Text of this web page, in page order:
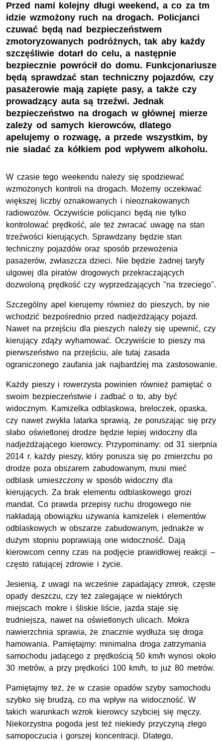
Przed nami kolejny długi weekend, a co za tm
idzie wzmożony ruch na drogach. Policjanci
czuwać będą nad bezpieczeństwem
zmotoryzowanych podróżnych, tak aby każdy
szczęśliwie dotarł do celu, a następnie
bezpiecznie powrócił do domu. Funkcjonariusze
będą sprawdzać stan techniczny pojazdów, czy
pasażerowie mają zapięte pasy, a także czy
prowadzący auta są trzeźwi. Jednak
bezpieczeństwo na drogach w głównej mierze
zależy od samych kierowców, dlatego
apelujemy o rozwagę, a przede wszystkim, by
nie siadać za kółkiem pod wpływem alkoholu.
W czasie tego weekendu należy się spodziewać
wzmożonych kontroli na drogach. Możemy oczekiwać
większej liczby oznakowanych i nieoznakowanych
radiowozów. Oczywiście policjanci będą nie tylko
kontrolować prędkość, ale też zwracać uwagę na stan
trzeźwości kierujących. Sprawdzany będzie stan
techniczny pojazdów oraz sposób przewożenia
pasażerów, zwłaszcza dzieci. Nie będzie żadnej taryfy
ulgowej dla piratów drogowych przekraczających
dozwoloną prędkość czy wyprzedzających "na trzeciego".
Szczególny apel kierujemy również do pieszych, by nie
wchodzić bezpośrednio przed nadjeżdżający pojazd.
Nawet na przejściu dla pieszych należy się upewnić, czy
kierujący zdąży wyhamować. Oczywiście to pieszy ma
pierwszeństwo na przejściu, ale tutaj zasada
ograniczonego zaufania jak najbardziej ma zastosowanie.
Każdy pieszy i rowerzysta powinien również pamiętać o
swoim bezpieczeństwie i zadbać o to, aby być
widocznym. Kamizelka odblaskowa, breloczek, opaska,
czy nawet zwykła latarka sprawią, że poruszając się przy
słabo oświetlonej drodze będzie lepiej widoczny dla
nadjeżdżającego kierowcy. Przypominamy: od 31 sierpnia
2014 r. każdy pieszy, który porusza się po zmierzchu po
drodze poza obszarem zabudowanym, musi mieć
odblask umieszczony w sposób widoczny dla
kierujących. Za brak elementu odblaskowego grozi
mandat. Co prawda przepisy ruchu drogowego nie
nakładają obowiązku używania kamizelek i elementów
odblaskowych w obszarze zabudowanym, jednakże w
dużym stopniu poprawiają one widoczność. Dają
kierowcom cenny czas na podjęcie prawidłowej reakcji –
często ratującej zdrowie i życie.
Jesienią, z uwagi na wcześnie zapadający zmrok, częste
opady deszczu, czy też zalegające w niektórych
miejscach mokre i śliskie liście, jazda staje się
trudniejsza, nawet na oświetlonych ulicach. Mokra
nawierzchnia sprawia, że znacznie wydłuża się droga
hamowania. Pamiętajmy: minimalna droga zatrzymania
samochodu jadącego z prędkością 50 km/h wynosi około
30 metrów, a przy prędkości 100 km/h, to już 80 metrów.
Pamiętajmy też, że w czasie opadów szyby samochodu
szybko się brudzą, co ma wpływ na widoczność. W
takich warunkach wzrok kierowcy szybciej się męczy.
Niekorzystna pogoda jest też niekiedy przyczyną złego
samopoczucia i gorszej koncentracji. Dlatego,